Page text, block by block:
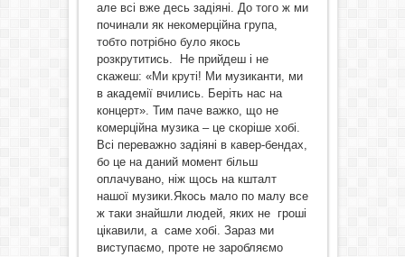
але всі вже десь задіяні. До того ж ми
починали як некомерційна група,
тобто потрібно було якось
розкрутитись. Не прийдеш і не
скажеш: «Ми круті! Ми музиканти, ми
в академії вчились. Беріть нас на
концерт». Тим паче важко, що не
комерційна музика – це скоріше хобі.
Всі переважно задіяні в кавер-бендах,
бо це на даний момент більш
оплачувано, ніж щось на кшталт
нашої музики.Якось мало по малу все
ж таки знайшли людей, яких не гроші
цікавили, а саме хобі. Зараз ми
виступаємо, проте не заробляємо